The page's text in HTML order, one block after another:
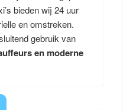
bieden wij 24 uur
en omstreken.
gebruik van
en moderne